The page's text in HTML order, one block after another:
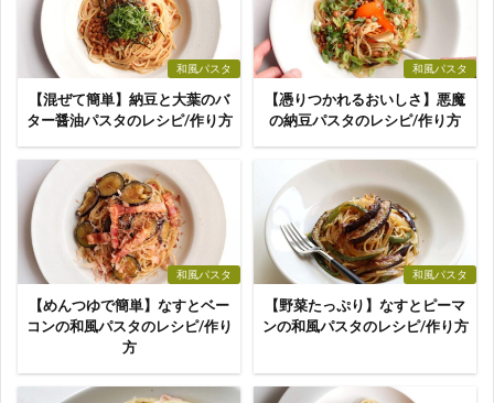
和風パスタ
【混ぜて簡単】納豆と大葉のバ
ター醤油パスタのレシピ/作り方
和風パスタ
【憑りつかれるおいしさ】悪魔
の納豆パスタのレシピ/作り方
和風パスタ
【めんつゆで簡単】なすとベー
コンの和風パスタのレシピ/作り
方
和風パスタ
【野菜たっぷり】なすとピーマ
ンの和風パスタのレシピ/作り方